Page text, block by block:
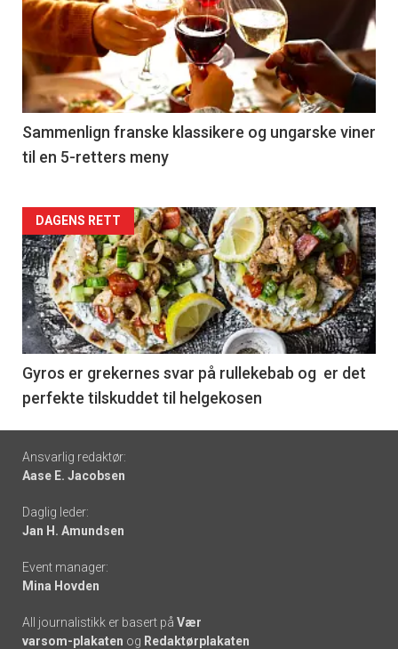
akkurat
nå
-
5
Sammenlign franske klassikere og ungarske viner
til en 5-retters meny
Forsiden
akkurat
nå
-
6
DAGENS RETT
Gyros er grekernes svar på rullekebab og er det
perfekte tilskuddet til helgekosen
Footer
-
links
Ansvarlig redaktør:
Aase E. Jacobsen
Daglig leder:
Jan H. Amundsen
Event manager:
Mina Hovden
All journalistikk er basert på Vær
varsom-plakaten og Redaktørplakaten